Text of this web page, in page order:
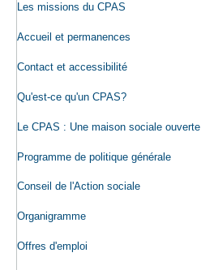
Les missions du CPAS
Accueil et permanences
Contact et accessibilité
Qu'est-ce qu'un CPAS?
Le CPAS : Une maison sociale ouverte
Programme de politique générale
Conseil de l'Action sociale
Organigramme
Offres d'emploi